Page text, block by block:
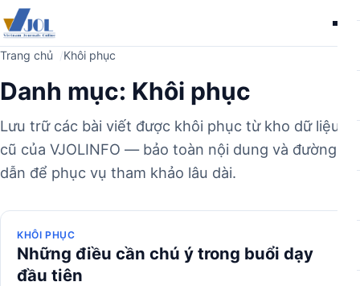
Trang chủ Khôi phục
Danh mục: Khôi phục
Lưu trữ các bài viết được khôi phục từ kho dữ liệu
cũ của VJOLINFO — bảo toàn nội dung và đường
dẫn để phục vụ tham khảo lâu dài.
KHÔI PHỤC
Những điều cần chú ý trong buổi dạy
đầu tiên